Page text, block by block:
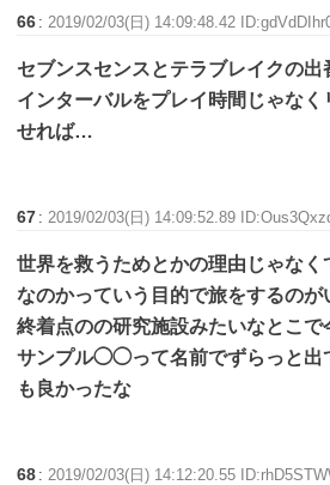
66 : 2019/02/03(日) 14:09:48.42
セブンスセンスとテラブレイクの出
インターバルをプレイ時間じゃなく
せれば…
67 : 2019/02/03(日) 14:09:52.89
世界を救うためとかの理由じゃな
なのかっていう目的で旅をするのが
終着点のの研究施設みたいなとこ
サンプル◯◯って名前でずらっと出
も良かったな
68 : 2019/02/03(日) 14:12:20.55